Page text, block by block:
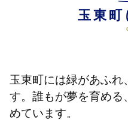
玉東
玉東町には緑があふ
す。誰もが夢を育める
めています。